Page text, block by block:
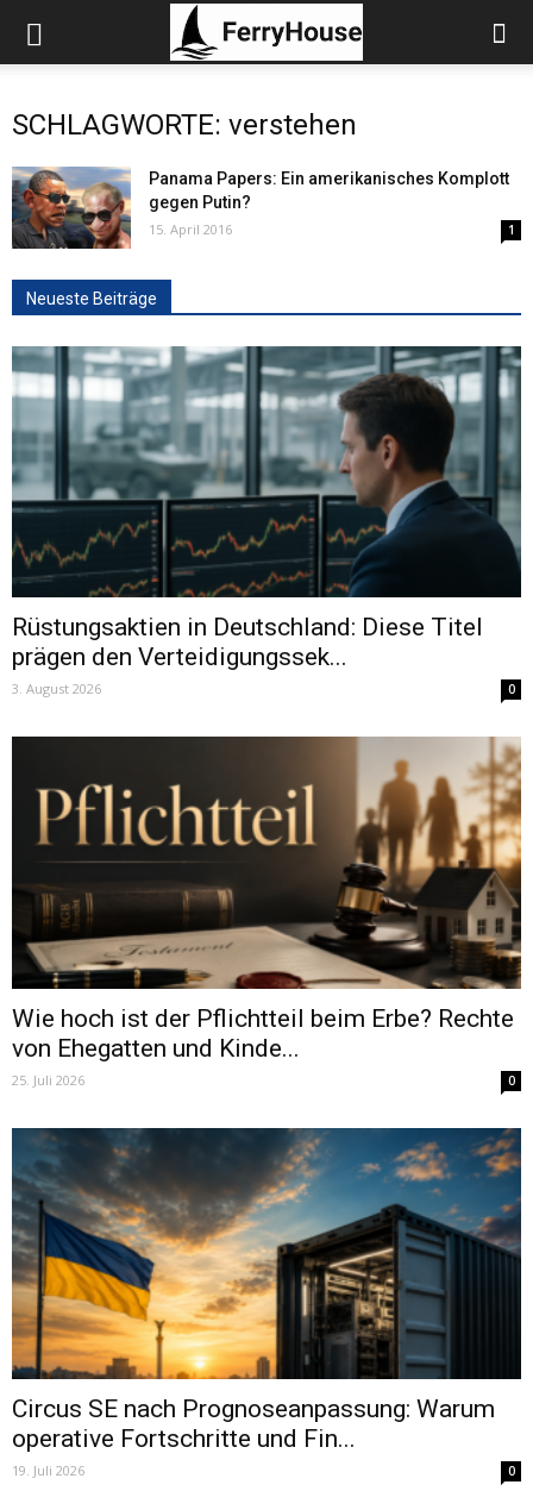
SCHLAGWORTE: verstehen
Panama Papers: Ein amerikanisches Komplott
gegen Putin?
15. April 2016 1
Neueste Beiträge
Rüstungsaktien in Deutschland: Diese Titel
prägen den Verteidigungssek...
3. August 2026 0
Wie hoch ist der Pflichtteil beim Erbe? Rechte
von Ehegatten und Kinde...
25. Juli 2026 0
Circus SE nach Prognoseanpassung: Warum
operative Fortschritte und Fin...
19. Juli 2026 0